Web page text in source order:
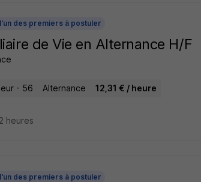
des premiers à postuler
de Vie en Alternance H/F
- 56 Alternance 12,31 € / heure
heures
des premiers à postuler